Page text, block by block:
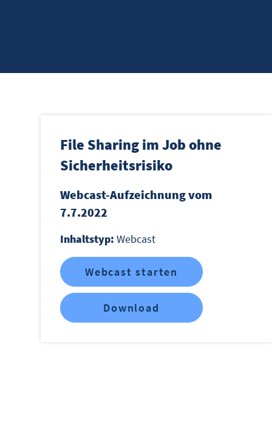
File Sharing im Job ohne
Sicherheitsrisiko
Webcast-Aufzeichnung vom
7.7.2022
Inhaltstyp: Webcast
Webcast starten
Download